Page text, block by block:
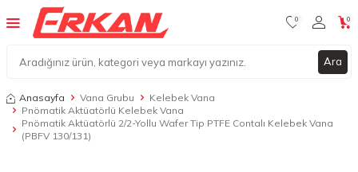
Ara
0 0
Anasayfa Vana Grubu
Kelebek Vana
Pnömatik Aktüatörlü Kelebek Vana
Pnömatik Aktüatörlü 2/2-Yollu Wafer Tip PTFE Contalı Kelebek Vana
(PBFV 130/131)